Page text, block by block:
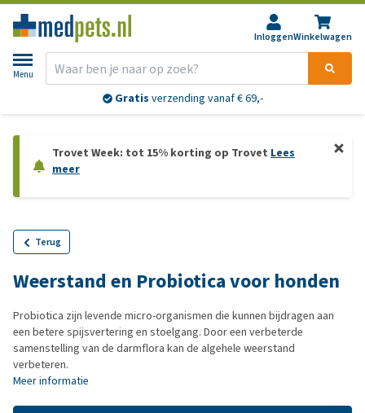
InloggenWinkelwagen
Menu
Gratis verzending vanaf € 69,-
Trovet Week: tot 15% korting op Trovet Lees
meer
Terug
Weerstand en Probiotica voor honden
Probiotica zijn levende micro-organismen die kunnen bijdragen aan
een betere spijsvertering en stoelgang. Door een verbeterde
samenstelling van de darmflora kan de algehele weerstand
verbeteren.
Meer informatie